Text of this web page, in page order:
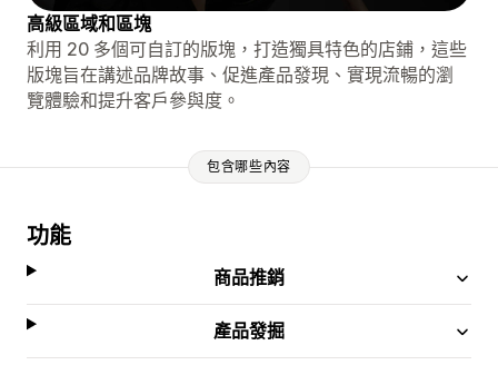
高級區域和區塊
利用 20 多個可自訂的版塊，打造獨具特色的店鋪，這些
版塊旨在講述品牌故事、促進產品發現、實現流暢的瀏
覽體驗和提升客戶參與度。
包含哪些內容
功能
商品推銷
產品發掘